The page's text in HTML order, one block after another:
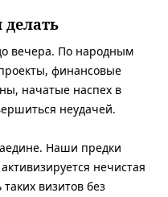
делать
вечера. По народным
финансовые
начатые наспех в
неудачей.
Наши предки
нечистая
визитов без